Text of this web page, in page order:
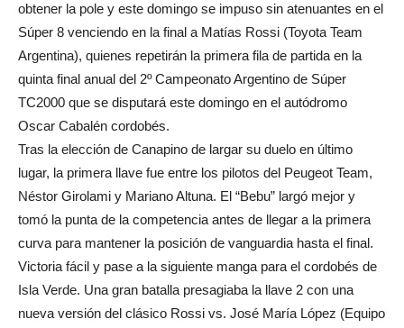
obtener la pole y este domingo se impuso sin atenuantes en el
Súper 8 venciendo en la final a Matías Rossi (Toyota Team
Argentina), quienes repetirán la primera fila de partida en la
quinta final anual del 2º Campeonato Argentino de Súper
TC2000 que se disputará este domingo en el autódromo
Oscar Cabalén cordobés.
Tras la elección de Canapino de largar su duelo en último
lugar, la primera llave fue entre los pilotos del Peugeot Team,
Néstor Girolami y Mariano Altuna. El “Bebu” largó mejor y
tomó la punta de la competencia antes de llegar a la primera
curva para mantener la posición de vanguardia hasta el final.
Victoria fácil y pase a la siguiente manga para el cordobés de
Isla Verde. Una gran batalla presagiaba la llave 2 con una
nueva versión del clásico Rossi vs. José María López (Equipo